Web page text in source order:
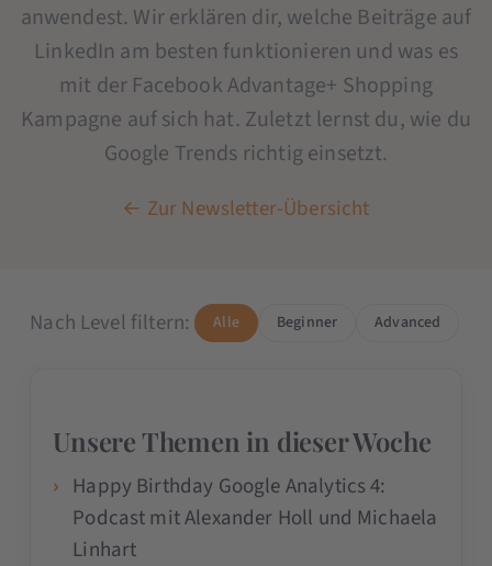
anwendest. Wir erklären dir, welche Beiträge auf
LinkedIn am besten funktionieren und was es
mit der Facebook Advantage+ Shopping
Kampagne auf sich hat. Zuletzt lernst du, wie du
Google Trends richtig einsetzt.
← Zur Newsletter-Übersicht
Nach Level filtern: Alle Beginner Advanced
Unsere Themen in dieser Woche
Happy Birthday Google Analytics 4:
Podcast mit Alexander Holl und Michaela
Linhart